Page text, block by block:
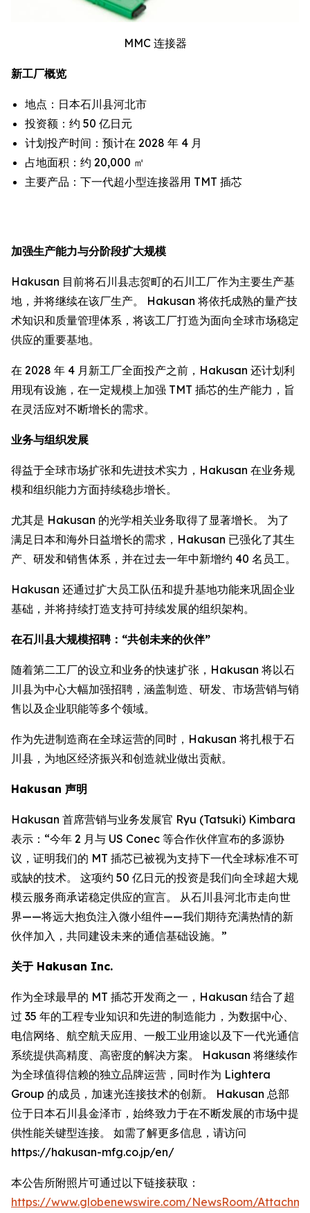
MMC 连接器
新工厂概览
地点：日本石川县河北市
投资额：约 50 亿日元
计划投产时间：预计在 2028 年 4 月
占地面积：约 20,000 ㎡
主要产品：下一代超小型连接器用 TMT 插芯
加强生产能力与分阶段扩大规模
Hakusan 目前将石川县志贺町的石川工厂作为主要生产基
地，并将继续在该厂生产。 Hakusan 将依托成熟的量产技
术知识和质量管理体系，将该工厂打造为面向全球市场稳定
供应的重要基地。
在 2028 年 4 月新工厂全面投产之前，Hakusan 还计划利
用现有设施，在一定规模上加强 TMT 插芯的生产能力，旨
在灵活应对不断增长的需求。
业务与组织发展
得益于全球市场扩张和先进技术实力，Hakusan 在业务规
模和组织能力方面持续稳步增长。
尤其是 Hakusan 的光学相关业务取得了显著增长。 为了
满足日本和海外日益增长的需求，Hakusan 已强化了其生
产、研发和销售体系，并在过去一年中新增约 40 名员工。
Hakusan 还通过扩大员工队伍和提升基地功能来巩固企业
基础，并将持续打造支持可持续发展的组织架构。
在石川县大规模招聘：“共创未来的伙伴”
随着第二工厂的设立和业务的快速扩张，Hakusan 将以石
川县为中心大幅加强招聘，涵盖制造、研发、市场营销与销
售以及企业职能等多个领域。
作为先进制造商在全球运营的同时，Hakusan 将扎根于石
川县，为地区经济振兴和创造就业做出贡献。
Hakusan 声明
Hakusan 首席营销与业务发展官 Ryu (Tatsuki) Kimbara
表示：“今年 2 月与 US Conec 等合作伙伴宣布的多源协
议，证明我们的 MT 插芯已被视为支持下一代全球标准不可
或缺的技术。 这项约 50 亿日元的投资是我们向全球超大规
模云服务商承诺稳定供应的宣言。 从石川县河北市走向世
界——将远大抱负注入微小组件——我们期待充满热情的新
伙伴加入，共同建设未来的通信基础设施。”
关于 Hakusan Inc.
作为全球最早的 MT 插芯开发商之一，Hakusan 结合了超
过 35 年的工程专业知识和先进的制造能力，为数据中心、
电信网络、航空航天应用、一般工业用途以及下一代光通信
系统提供高精度、高密度的解决方案。 Hakusan 将继续作
为全球值得信赖的独立品牌运营，同时作为 Lightera
Group 的成员，加速光连接技术的创新。 Hakusan 总部
位于日本石川县金泽市，始终致力于在不断发展的市场中提
供性能关键型连接。 如需了解更多信息，请访问
https://hakusan-mfg.co.jp/en/
本公告所附照片可通过以下链接获取：
https://www.globenewswire.com/NewsRoom/